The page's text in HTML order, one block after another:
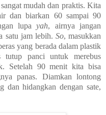
mudah dan praktis. Kita
dan biarkan 60 sampai 90
lupayah, airnya jangan
satu jam lebih. So, masukkan
yang berada dalam plastik
tutup panci untuk merebus
Setelah 90 menit kita bisa
panas. Diamkan lontong
dan hidangkan dengan sate,